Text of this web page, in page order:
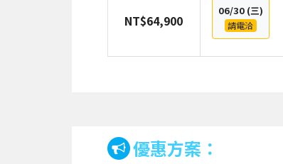
優惠方案：
NT$64,900
06/30 (三)
請電洽